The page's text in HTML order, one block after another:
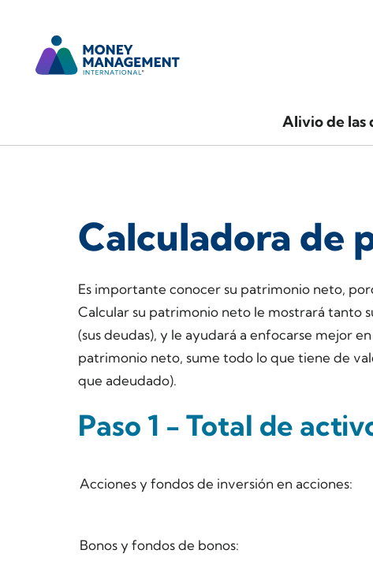
Alivio de las
Calculadora de
Es importante conocer su patrimonio neto,
Calcular su patrimonio neto le mostrará tanto
(sus deudas), y le ayudará a enfocarse mejor
patrimonio neto, sume todo lo que tiene de
que adeudado).
Paso 1 - Total de
Acciones y fondos de inversión en acciones:
Bonos y fondos de bonos: